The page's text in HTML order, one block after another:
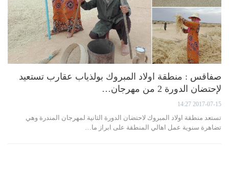
صفاقس : منطقة اولاد المبروك بولذياب عقارب تستعيد
لإحتضان الدورة 2 من مهرجان…
2017-07-15 14:27
تستعد منطقة اولاد المبروك لاحتضان الدورة الثانية لمهرجان المندرة وهي
تضاهرة سنوية عمل اهالي المنطقة على ابراز ما…